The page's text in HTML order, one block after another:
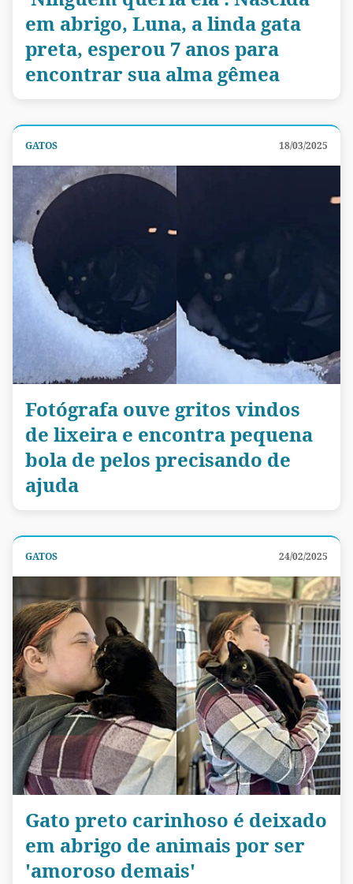
em abrigo, Luna, a linda gata
preta, esperou 7 anos para
encontrar sua alma gêmea
GATOS 18/03/2025
Fotógrafa ouve gritos vindos
de lixeira e encontra pequena
bola de pelos precisando de
ajuda
GATOS 24/02/2025
Gato preto carinhoso é deixado
em abrigo de animais por ser
'amoroso demais'